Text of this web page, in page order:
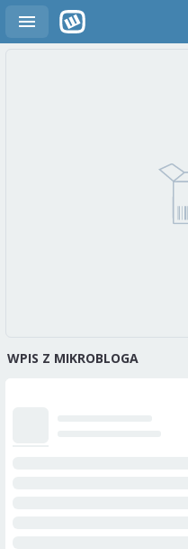
WPIS Z MIKROBLOGA